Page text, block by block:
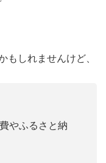
もしれませんけど、
やふるさと納